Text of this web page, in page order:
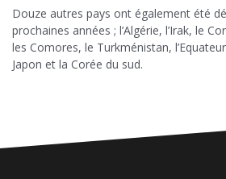
Douze autres pays ont également été
prochaines années ; l’Algérie, l’Irak, le
les Comores, le Turkménistan,
Japon et la Corée du sud.